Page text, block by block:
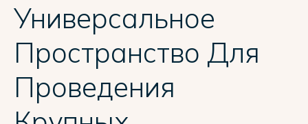
Универсальное
Пространство Для
Проведения